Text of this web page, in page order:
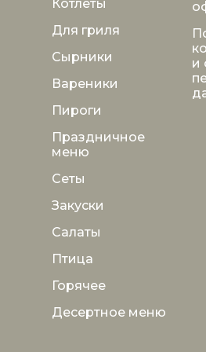
Котлеты
Для гриля
Сырники
Вареники
Пироги
Праздничное
меню
Сеты
Закуски
Салаты
Птица
Горячее
Десертное меню
и